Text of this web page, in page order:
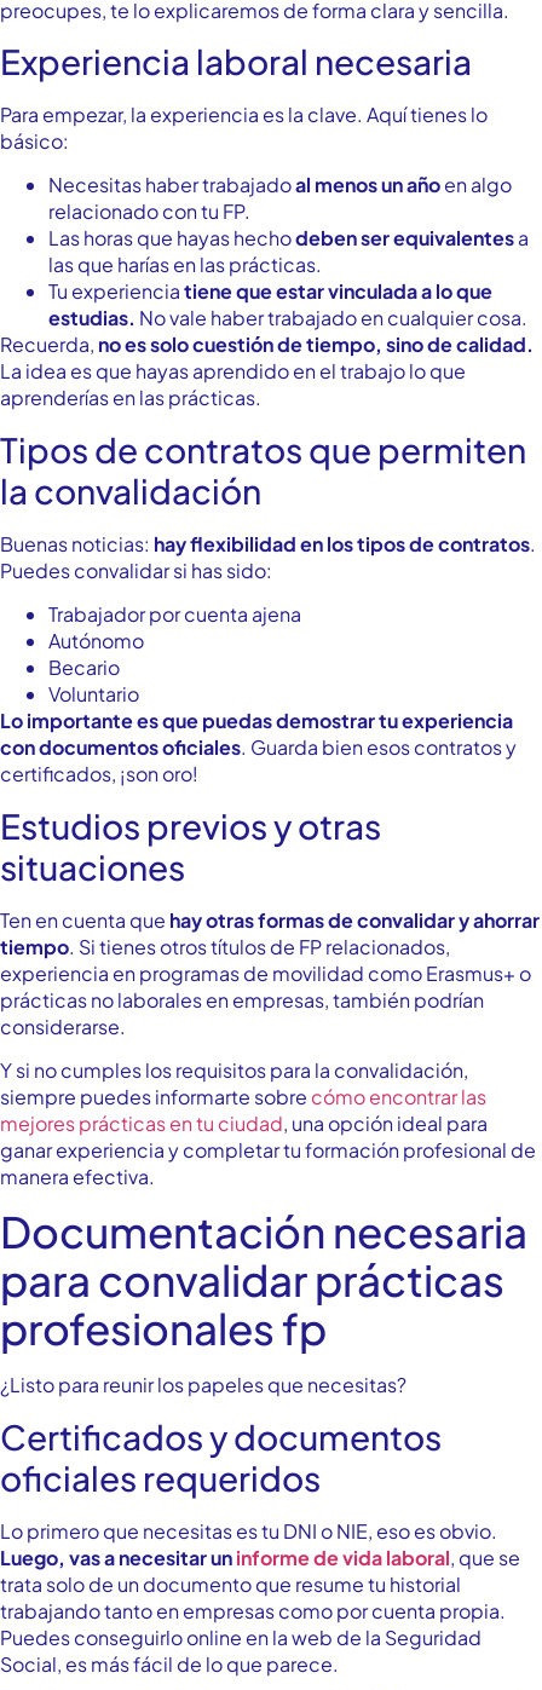
preocupes, te lo explicaremos de forma clara y sencilla.
Experiencia laboral necesaria
Para empezar, la experiencia es la clave. Aquí tienes lo
básico:
Necesitas haber trabajadoal menos un añoen algo
relacionado con tu FP.
Las horas que hayas hechodeben ser equivalentesa
las que harías en las prácticas.
Tu experienciatiene que estar vinculada a lo que
estudias. No vale haber trabajado en cualquier cosa.
Recuerda, no es solo cuestión de tiempo, sino de calidad.
La idea es que hayas aprendido en el trabajo lo que
aprenderías en las prácticas.
Tipos de contratos que permiten
la convalidación
Buenas noticias: hay flexibilidad en los tipos de contratos.
Puedes convalidar si has sido:
Trabajador por cuenta ajena
Autónomo
Becario
Voluntario
Lo importante es que puedas demostrar tu experiencia
con documentos oficiales. Guarda bien esos contratos y
certificados, ¡son oro!
Estudios previos y otras
situaciones
Ten en cuenta que hay otras formas de convalidar y ahorrar
tiempo. Si tienes otros títulos de FP relacionados,
experiencia en programas de movilidad como Erasmus+ o
prácticas no laborales en empresas, también podrían
considerarse.
Y si no cumples los requisitos para la convalidación,
siempre puedes informarte sobre cómo encontrar las
mejores prácticas en tu ciudad, una opción ideal para
ganar experiencia y completar tu formación profesional de
manera efectiva.
Documentación necesaria
para convalidar prácticas
profesionales fp
¿Listo para reunir los papeles que necesitas?
Certificados y documentos
oficiales requeridos
Lo primero que necesitas es tu DNI o NIE, eso es obvio.
Luego, vas a necesitar uninforme de vida laboral, que se
trata solo de un documento que resume tu historial
trabajando tanto en empresas como por cuenta propia.
Puedes conseguirlo online en la web de la Seguridad
Social, es más fácil de lo que parece.